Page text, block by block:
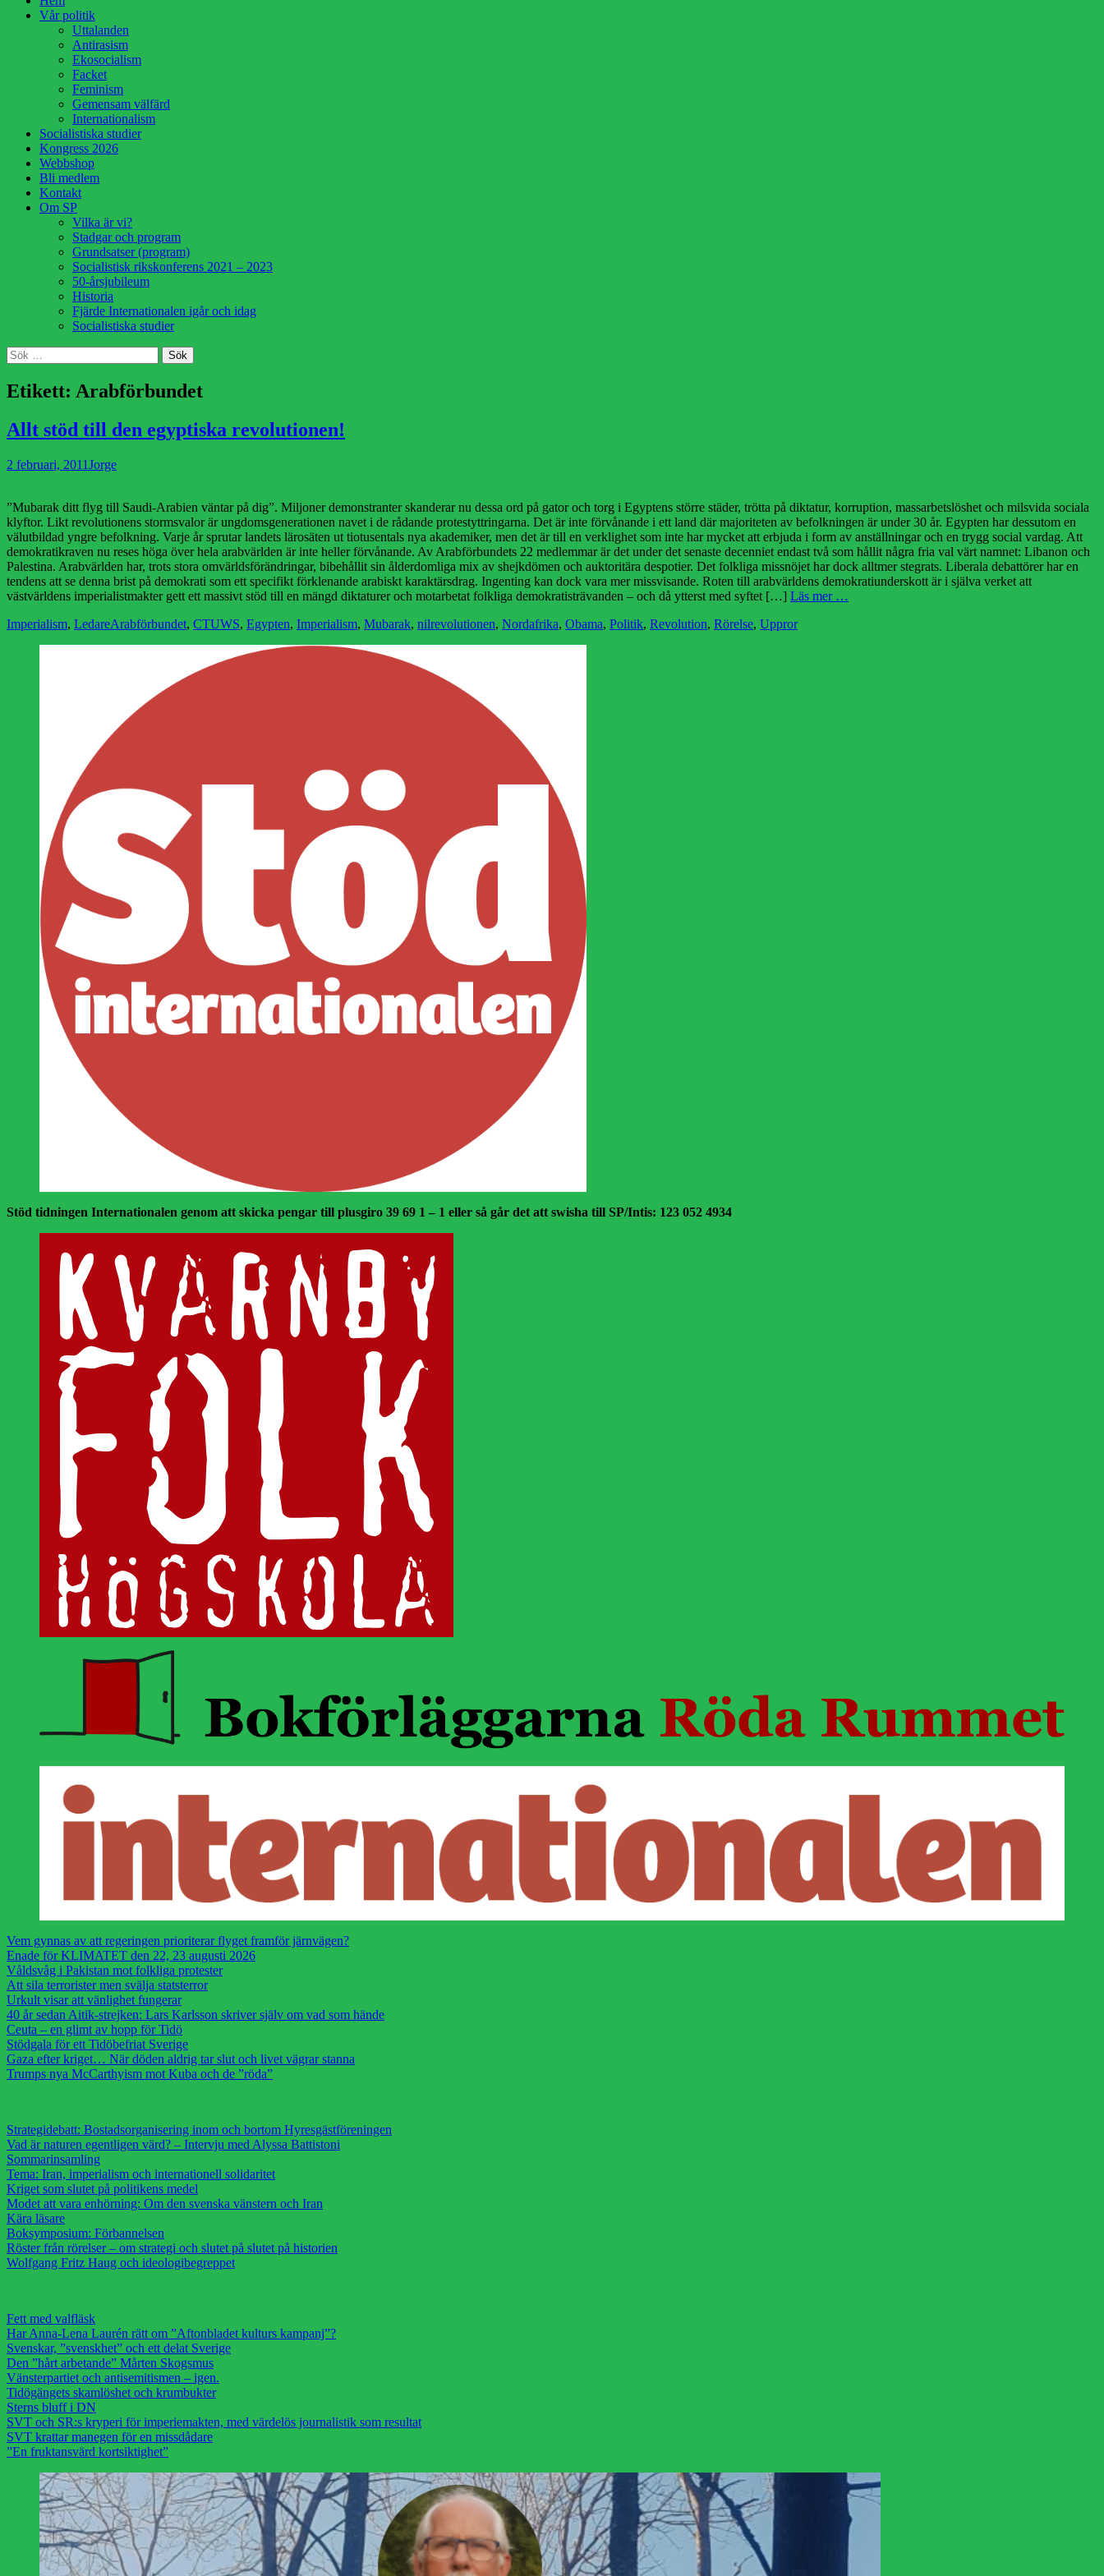
Vår politik
Uttalanden
Antirasism
Ekosocialism
Facket
Feminism
Gemensam välfärd
Internationalism
Socialistiska studier
Kongress 2026
Webbshop
Bli medlem
Kontakt
Om SP
Vilka är vi?
Stadgar och program
Grundsatser (program)
Socialistisk rikskonferens 2021 – 2023
50-årsjubileum
Historia
Fjärde Internationalen igår och idag
Socialistiska studier
Sök
Sök
efter:
Etikett: Arabförbundet
Allt stöd till den egyptiska revolutionen!
Publicerad
2 februari, 2011 Författare
Jorge
”Mubarak ditt flyg till Saudi-Arabien väntar på dig”. Miljoner demonstranter skanderar nu dessa ord på gator och torg i Egyptens större städer, trötta på diktatur, korruption, massarbetslöshet och milsvida sociala
klyftor. Likt revolutionens stormsvalor är ungdomsgenerationen navet i de rådande protestyttringarna. Det är inte förvånande i ett land där majoriteten av befolkningen är under 30 år. Egypten har dessutom en
välutbildad yngre befolkning. Varje år sprutar landets lärosäten ut tiotusentals nya akademiker, men det är till en verklighet som inte har mycket att erbjuda i form av anställningar och en trygg social vardag. Att
demokratikraven nu reses höga över hela arabvärlden är inte heller förvånande. Av Arabförbundets 22 medlemmar är det under det senaste decenniet endast två som hållit några fria val värt namnet: Libanon och
Palestina. Arabvärlden har, trots stora omvärldsförändringar, bibehållit sin ålderdomliga mix av shejkdömen och auktoritära despotier. Det folkliga missnöjet har dock alltmer stegrats. Liberala debattörer har en
tendens att se denna brist på demokrati som ett specifikt förklenande arabiskt karaktärsdrag. Ingenting kan dock vara mer missvisande. Roten till arabvärldens demokratiunderskott är i själva verket att
västvärldens imperialistmakter gett ett massivt stöd till en mängd diktaturer och motarbetat folkliga demokratisträvanden – och då ytterst med syftet […] Läs mer …
Kategorier
Imperialism, LedareEtiketter
Arabförbundet, CTUWS, Egypten, Imperialism, Mubarak, nilrevolutionen, Nordafrika, Obama, Politik, Revolution, Rörelse, Uppror
Stöd tidningen Internationalen genom att skicka pengar till plusgiro 39 69 1 – 1 eller så går det att swisha till SP/Intis: 123 052 4934
Vem gynnas av att regeringen prioriterar flyget framför järnvägen?
Enade för KLIMATET den 22, 23 augusti 2026
Våldsvåg i Pakistan mot folkliga protester
Att sila terrorister men svälja statsterror
Urkult visar att vänlighet fungerar
40 år sedan Aitik-strejken: Lars Karlsson skriver själv om vad som hände
Ceuta – en glimt av hopp för Tidö
Stödgala för ett Tidöbefriat Sverige
Gaza efter kriget… När döden aldrig tar slut och livet vägrar stanna
Trumps nya McCarthyism mot Kuba och de ”röda”
Strategidebatt: Bostadsorganisering inom och bortom Hyresgästföreningen
Vad är naturen egentligen värd? – Intervju med Alyssa Battistoni
Sommarinsamling
Tema: Iran, imperialism och internationell solidaritet
Kriget som slutet på politikens medel
Modet att vara enhörning: Om den svenska vänstern och Iran
Kära läsare
Boksymposium: Förbannelsen
Röster från rörelser – om strategi och slutet på slutet på historien
Wolfgang Fritz Haug och ideologibegreppet
Fett med valfläsk
Har Anna-Lena Laurén rätt om ”Aftonbladet kulturs kampanj”?
Svenskar, ”svenskhet” och ett delat Sverige
Den ”hårt arbetande” Mårten Skogsmus
Vänsterpartiet och antisemitismen – igen.
Tidögängets skamlöshet och krumbukter
Sterns bluff i DN
SVT och SR:s kryperi för imperiemakten, med värdelös journalistik som resultat
SVT krattar manegen för en missdådare
”En fruktansvärd kortsiktighet”